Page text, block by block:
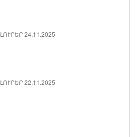
ԼՈՒՐԵՐ 24.11.2025
ԼՈՒՐԵՐ 22.11.2025